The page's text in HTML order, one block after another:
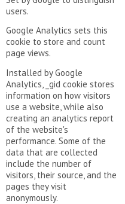
users.
Google Analytics sets this
cookie to store and count
page views.
Installed by Google
Analytics, _gid cookie stores
information on how visitors
use a website, while also
creating an analytics report
of the website's
performance. Some of the
data that are collected
include the number of
visitors, their source, and the
pages they visit
anonymously.